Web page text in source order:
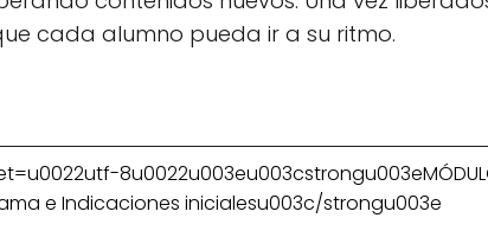
cada alumno pueda ir a su ritmo.
e Indicaciones inicialesu003c/strongu003e